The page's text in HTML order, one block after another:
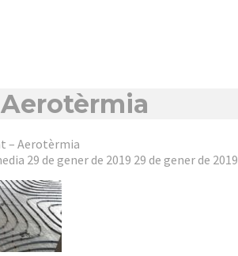
– Aerotèrmia
29 de gener de 2019 29 de gener de 2019